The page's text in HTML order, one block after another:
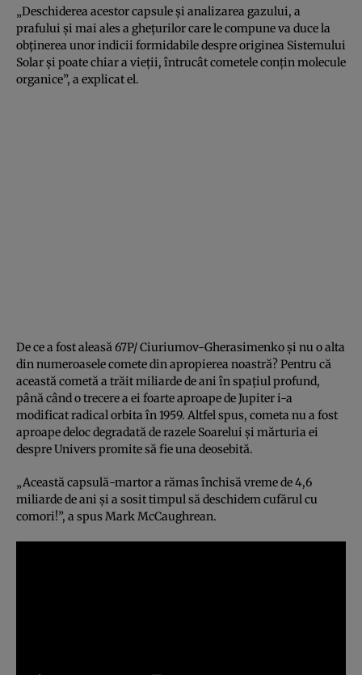
„Deschiderea acestor capsule şi analizarea gazului, a
prafului şi mai ales a gheţurilor care le compune va duce la
obţinerea unor indicii formidabile despre originea Sistemului
Solar şi poate chiar a vieţii, întrucât cometele conţin molecule
organice”, a explicat el.
De ce a fost aleasă 67P/ Ciuriumov-Gherasimenko şi nu o alta
din numeroasele comete din apropierea noastră? Pentru că
această cometă a trăit miliarde de ani în spaţiul profund,
până când o trecere a ei foarte aproape de Jupiter i-a
modificat radical orbita în 1959. Altfel spus, cometa nu a fost
aproape deloc degradată de razele Soarelui şi mărturia ei
despre Univers promite să fie una deosebită.
„Această capsulă-martor a rămas închisă vreme de 4,6
miliarde de ani şi a sosit timpul să deschidem cufărul cu
comori!”, a spus Mark McCaughrean.